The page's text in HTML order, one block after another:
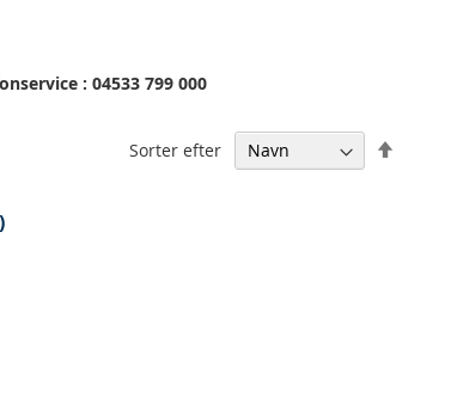
: 04533 799 000
Sorter efter